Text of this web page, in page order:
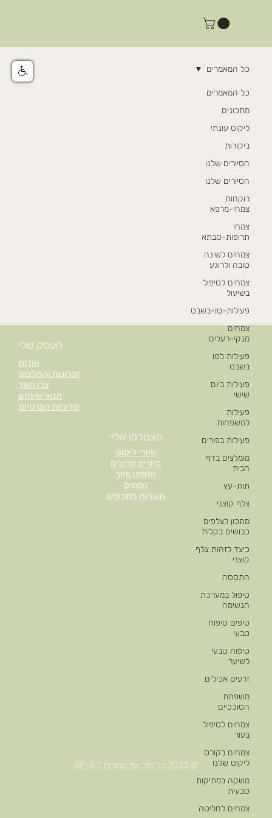
כל המאמרים
מתכונים
ליקוט עונתי
ביקורות
הסיורים שלנו
הסיורים שלנו
רוקחות
צמחי-מרפא
צמחי
תרופות-סבתא
צמחים לשינה
טובה ולרוגע
צמחים לטיפול
בשיעול
פעילות-טו-בשבט
צמחים
מנקי-רעלים
פעילות לטו
בשבט
פעילות ביום
שישי
פעילות
למשפחות
פעילות בפורים
מומלצים בדף
הבית
תות-עץ
צלף קוצני
מתכון לצלפים
כבושים בקלות
כיצד לזהות צלף
קוצני
התססה
טיפול במערכת
הנשימה
טיפים טיפוח
טבעי
טיפוח טבעי
לשיער
זרעים אכילים
משפחת
הסוככיים
צמחים לטיפול
בעור
צמחים בקורס
ליקוט שלנו
משקה במתיקות
טבעית
צמחים לחליטה
כל המאמרים
אודות
זכרונות והמלצות
צרו קשר
תנאי שימוש
מדיניות הפרטיות
העסק שלי
סיורי ליקוט
סיורים קרובים
הזמינו סיור
טפסים
חוברות מתכונים
הצטרפו אליי
© 2023 כל הזכויות שמורות לBP-IL